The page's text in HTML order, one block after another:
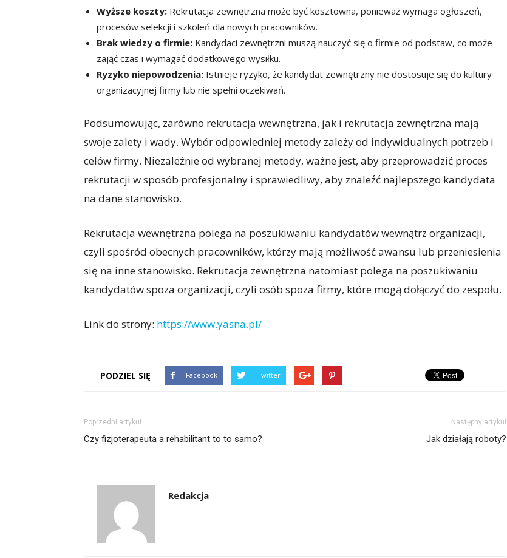
Wyższe koszty: Rekrutacja zewnętrzna może być kosztowna, ponieważ wymaga ogłoszeń,
procesów selekcji i szkoleń dla nowych pracowników.
Brak wiedzy o firmie: Kandydaci zewnętrzni muszą nauczyć się o firmie od podstaw, co może
zająć czas i wymagać dodatkowego wysiłku.
Ryzyko niepowodzenia: Istnieje ryzyko, że kandydat zewnętrzny nie dostosuje się do kultury
organizacyjnej firmy lub nie spełni oczekiwań.
Podsumowując, zarówno rekrutacja wewnętrzna, jak i rekrutacja zewnętrzna mają
swoje zalety i wady. Wybór odpowiedniej metody zależy od indywidualnych potrzeb i
celów firmy. Niezależnie od wybranej metody, ważne jest, aby przeprowadzić proces
rekrutacji w sposób profesjonalny i sprawiedliwy, aby znaleźć najlepszego kandydata
na dane stanowisko.
Rekrutacja wewnętrzna polega na poszukiwaniu kandydatów wewnątrz organizacji,
czyli spośród obecnych pracowników, którzy mają możliwość awansu lub przeniesienia
się na inne stanowisko. Rekrutacja zewnętrzna natomiast polega na poszukiwaniu
kandydatów spoza organizacji, czyli osób spoza firmy, które mogą dołączyć do zespołu.
Link do strony: https://www.yasna.pl/
PODZIEL SIĘ Facebook Twitter
Poprzedni artykuł
Czy fizjoterapeuta a rehabilitant to to samo?
Następny artykuł
Jak działają roboty?
Redakcja